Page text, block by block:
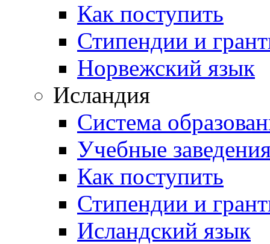
Как поступить
Стипендии и
Норвежский язык
Исландия
Система
Учебные
Как поступить
Стипендии и
Исландский язык